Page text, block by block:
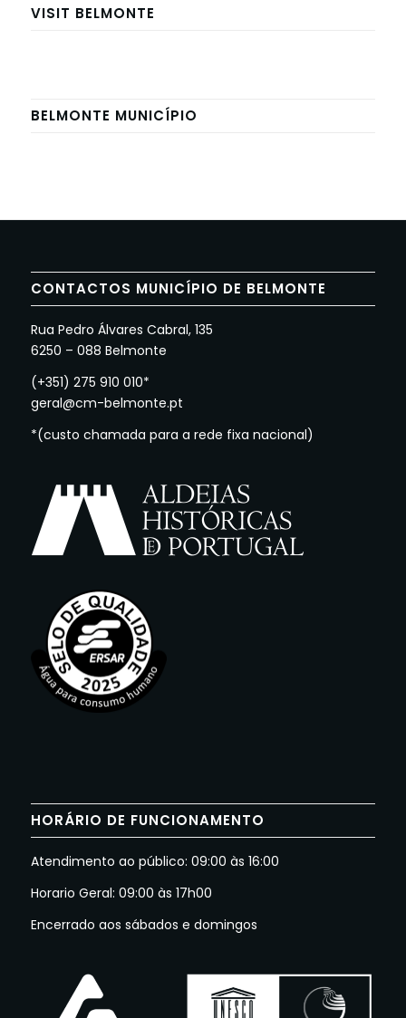
VISIT BELMONTE
BELMONTE MUNICÍPIO
CONTACTOS MUNICÍPIO DE BELMONTE
Rua Pedro Álvares Cabral, 135
6250 – 088 Belmonte
(+351) 275 910 010*
geral@cm-belmonte.pt
*(custo chamada para a rede fixa nacional)
HORÁRIO DE FUNCIONAMENTO
Atendimento ao público: 09:00 às 16:00
Horario Geral: 09:00 às 17h00
Encerrado aos sábados e domingos